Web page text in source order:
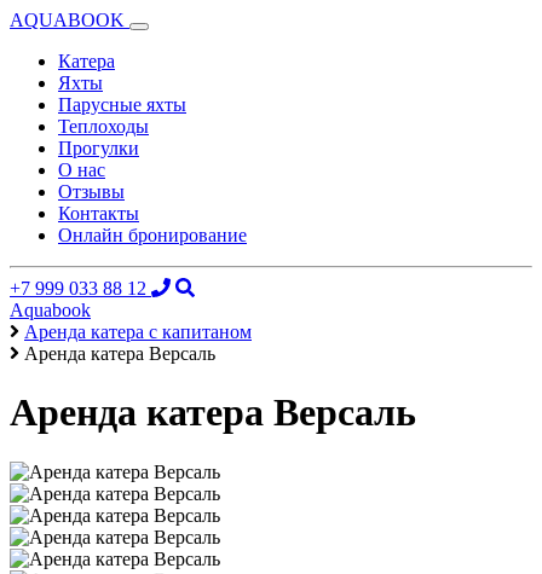
AQUABOOK
Катера
Яхты
Парусные яхты
Теплоходы
Прогулки
О нас
Отзывы
Контакты
Онлайн бронирование
+7 999 033 88 12
Aquabook
Аренда катера с капитаном
Аренда катера Версаль
Аренда катера Версаль